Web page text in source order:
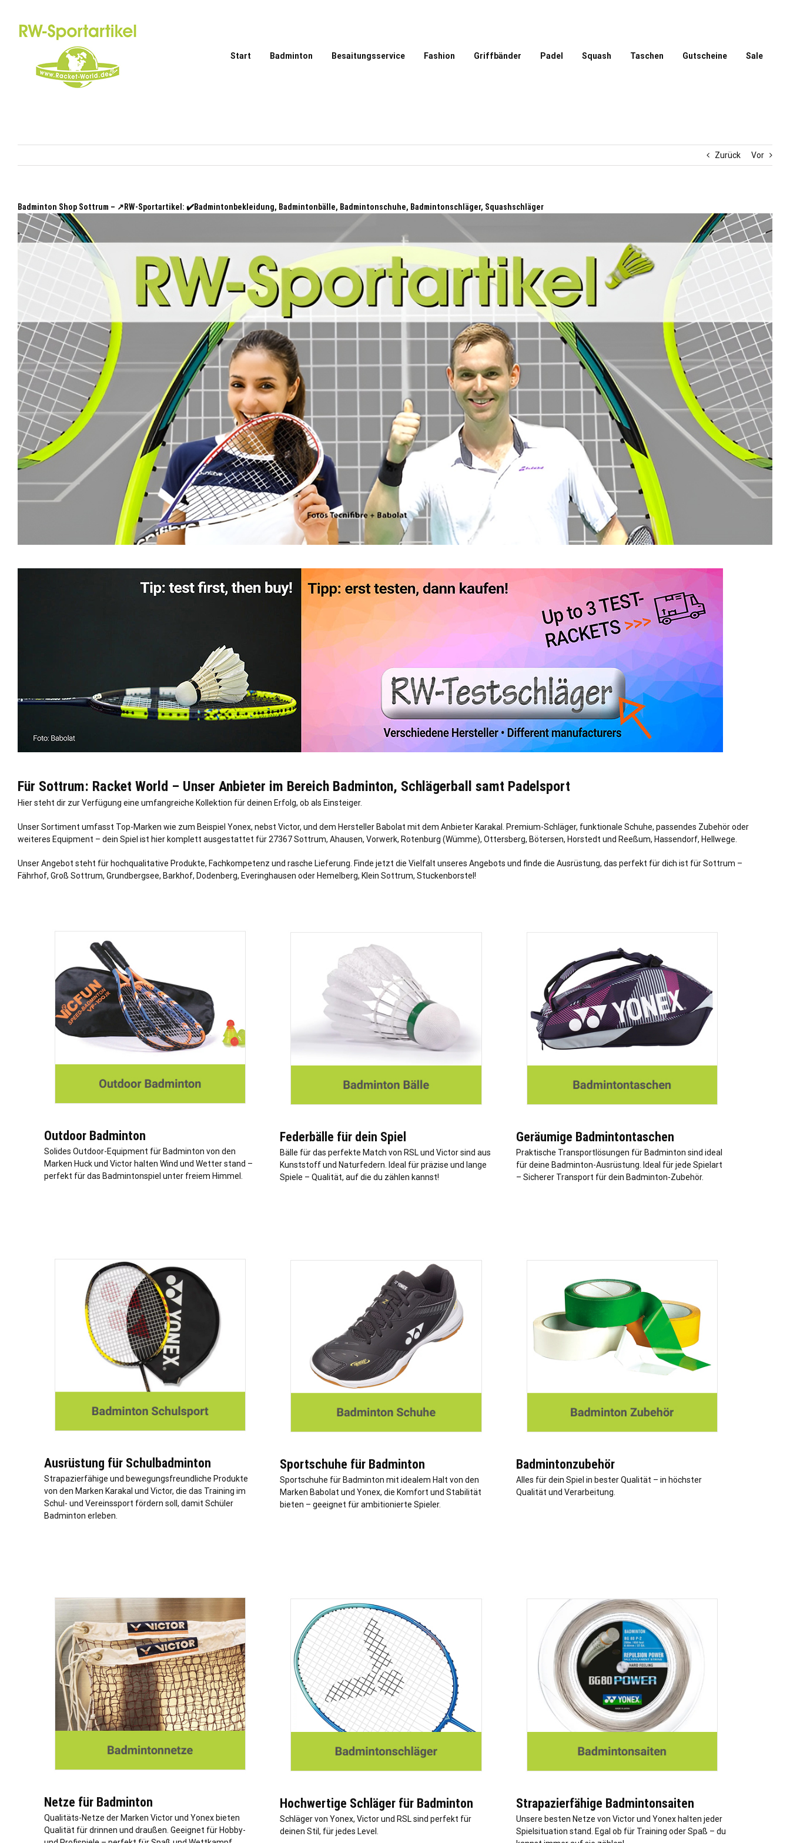
springen
Start Badminton Besaitungsservice Fashion Griffbänder Padel Squash Taschen Gutscheine Sale
Zurück Vor
Badminton Shop Sottrum – ↗️RW-Sportartikel: ✔️Badmintonbekleidung, Badmintonbälle, Badmintonschuhe, Badmintonschläger, Squashschläger
Für Sottrum: Racket World – Unser Anbieter im Bereich Badminton, Schlägerball samt Padelsport
Hier steht dir zur Verfügung eine umfangreiche Kollektion für deinen Erfolg, ob als Einsteiger.
Unser Sortiment umfasst Top-Marken wie zum Beispiel Yonex, nebst Victor, und dem Hersteller Babolat mit dem Anbieter Karakal. Premium-Schläger, funktionale Schuhe, passendes Zubehör oder
weiteres Equipment – dein Spiel ist hier komplett ausgestattet für 27367 Sottrum, Ahausen, Vorwerk, Rotenburg (Wümme), Ottersberg, Bötersen, Horstedt und Reeßum, Hassendorf, Hellwege
Unser Angebot steht für hochqualitative Produkte, Fachkompetenz und rasche Lieferung. Finde jetzt die Vielfalt unseres Angebots und finde die Ausrüstung, das perfekt für dich ist für Sottrum –
Fährhof, Groß Sottrum, Grundbergsee, Barkhof, Dodenberg, Everinghausen oder Hemelberg, Klein Sottrum, Stuckenborstel!
Outdoor Badminton
Solides Outdoor-Equipment für Badminton von den
Marken Huck und Victor halten Wind und Wetter stand –
perfekt für das Badmintonspiel unter freiem Himmel.
Federbälle für dein Spiel
Bälle für das perfekte Match von RSL und Victor sind aus
Kunststoff und Naturfedern. Ideal für präzise und lange
Spiele – Qualität, auf die du zählen kannst!
Geräumige Badmintontaschen
Praktische Transportlösungen für Badminton sind ideal
für deine Badminton-Ausrüstung. Ideal für jede Spielart
– Sicherer Transport für dein Badminton-Zubehör.
Ausrüstung für Schulbadminton
Strapazierfähige und bewegungsfreundliche Produkte
von den Marken Karakal und Victor, die das Training im
Schul- und Vereinssport fördern soll, damit Schüler
Badminton erleben.
Sportschuhe für Badminton
Sportschuhe für Badminton mit idealem Halt von den
Marken Babolat und Yonex, die Komfort und Stabilität
bieten – geeignet für ambitionierte Spieler.
Badmintonzubehör
Alles für dein Spiel in bester Qualität – in höchster
Qualität und Verarbeitung.
Netze für Badminton
Qualitäts-Netze der Marken Victor und Yonex bieten
Qualität für drinnen und draußen. Geeignet für Hobby-
Hochwertige Schläger für Badminton
Schläger von Yonex, Victor und RSL sind perfekt für
deinen Stil, für jedes Level.
Strapazierfähige Badmintonsaiten
Unsere besten Netze von Victor und Yonex halten jeder
Spielsituation stand. Egal ob für Training oder Spaß – du